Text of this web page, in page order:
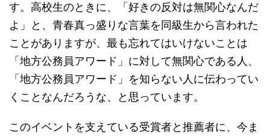
す。高校生のときに、「好きの反対は無関心なんだ
よ」と、青春真っ盛りな言葉を同級生から言われた
ことがありますが、最も忘れてはいけないことは
「地方公務員アワード」に対して無関心である人、
「地方公務員アワード」を知らない人に伝わってい
くことなんだろうな、と思っています。
このイベントを支えている受賞者と推薦者に、今ま